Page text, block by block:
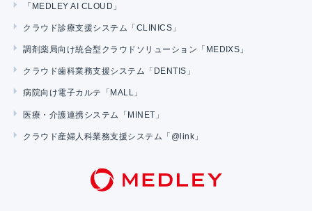
「MEDLEY AI CLOUD」
クラウド診療支援システム「CLINICS」
調剤薬局向け統合型クラウドソリューション「MEDIXS」
クラウド歯科業務支援システム「DENTIS」
病院向け電子カルテ「MALL」
医療・介護連携システム「MINET」
クラウド産婦人科業務支援システム「@link」